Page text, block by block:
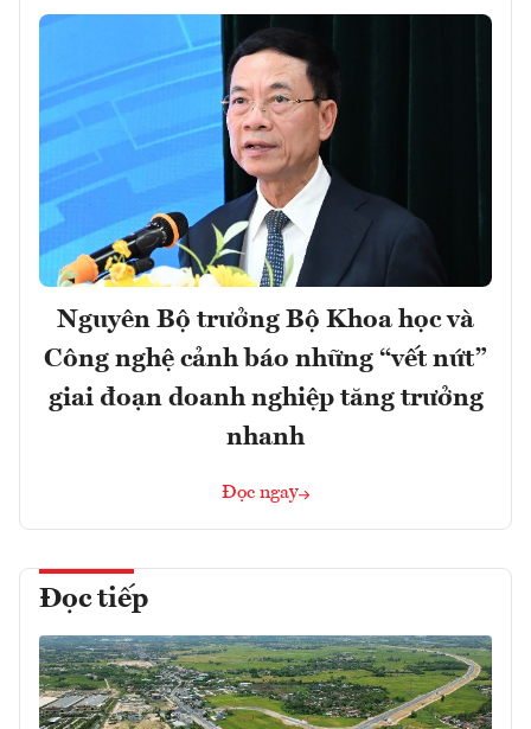
Nguyên Bộ trưởng Bộ Khoa học và
Công nghệ cảnh báo những “vết nứt”
giai đoạn doanh nghiệp tăng trưởng
nhanh
Đọc ngay
Đọc tiếp